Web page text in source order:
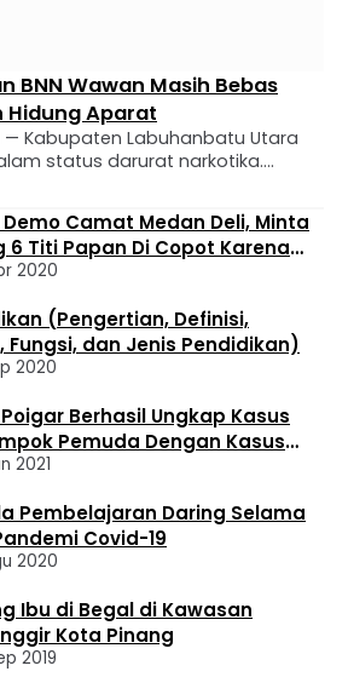
BNN Wawan Masih Bebas
Hidung Aparat
— Kabupaten Labuhanbatu Utara
status darurat narkotika.
BNN, Hadi Qurniawan
Wawan, diduga masih leluasa
hitam sabu di wilayah Kualuh
melalui kaki tangannya, meski
Pencarian Orang (DPO).
warga, gurita bisnis haram ini
di …
Camat Medan Deli, Minta
6 Titi Papan Di Copot Karena
Sama Warganya
2020
(Pengertian, Definisi,
Fungsi, dan Jenis Pendidikan)
2020
Berhasil Ungkap Kasus
Pemuda Dengan Kasus
2021
Pembelajaran Daring Selama
Covid-19
2020
Ibu di Begal di Kawasan
Kota Pinang
2019